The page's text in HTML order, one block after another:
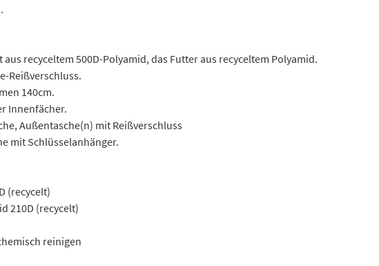
recyceltem 500D-Polyamid, das Futter aus recyceltem Polyamid.
Reißverschluss.
140cm.
Innenfächer.
Außentasche(n) mit Reißverschluss
mit Schlüsselanhänger.
(recycelt)
210D (recycelt)
reinigen